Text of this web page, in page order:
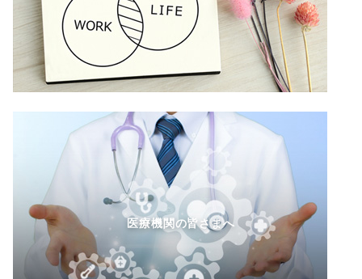
医療機関の皆さまへ